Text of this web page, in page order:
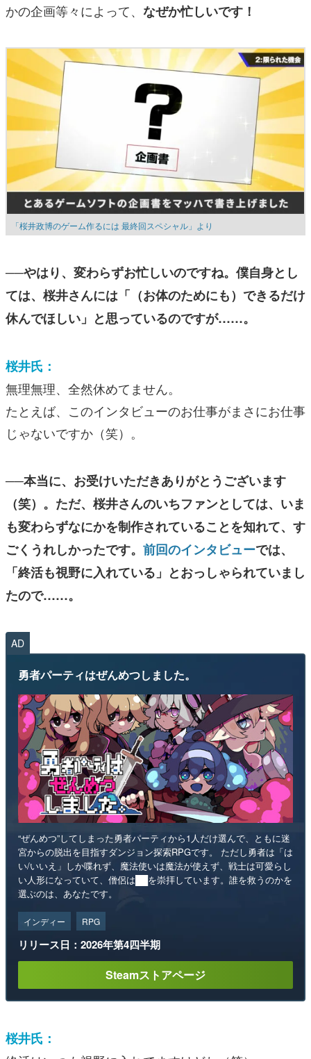
かの企画等々によって、 なぜか忙しいです！
「桜井政博のゲーム作るには 最終回スペシャル」より
──やはり、変わらずお忙しいのですね。僕自身とし
ては、桜井さんには「（お体のためにも）できるだけ
休んでほしい」と思っているのですが……。
桜井氏：
無理無理、全然休めてません。
たとえば、このインタビューのお仕事がまさにお仕事
じゃないですか（笑）。
──本当に、お受けいただきありがとうございます
（笑）。ただ、桜井さんのいちファンとしては、いま
も変わらずなにかを制作されていることを知れて、す
ごくうれしかったです。 前回のインタビューでは、
「終活も視野に入れている」とおっしゃられていまし
たので……。
AD
勇者パーティはぜんめつしました。
“ぜんめつ”してしまった勇者パーティから1人だけ選んで、ともに迷
宮からの脱出を目指すダンジョン探索RPGです。 ただし勇者は「は
い/いいえ」しか喋れず、魔法使いは魔法が使えず、戦士は可愛らし
い人形になっていて、僧侶は██を崇拝しています。誰を救うのかを
選ぶのは、あなたです。
インディー RPG
リリース日：2026年第4四半期
Steamストアページ
桜井氏：